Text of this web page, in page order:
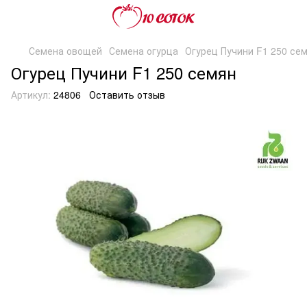
Семена овощей Семена огурца Огурец Пучини F1 250
Огурец Пучини F1 250 семян
Артикул: 24806 Оставить отзыв